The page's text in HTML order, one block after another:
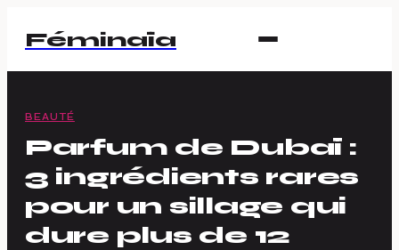
Féminaïa
BEAUTÉ
Parfum de Dubaï :
3 ingrédients rares
pour un sillage qui
dure plus de 12